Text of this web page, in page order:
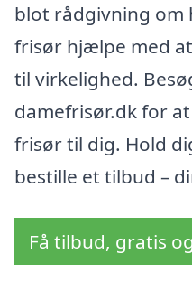
blot rådgivning om
frisør hjælpe med
til virkelighed.
damefrisør.dk for
frisør til dig. Hold
bestille et tilbud –
Få tilbud, gratis